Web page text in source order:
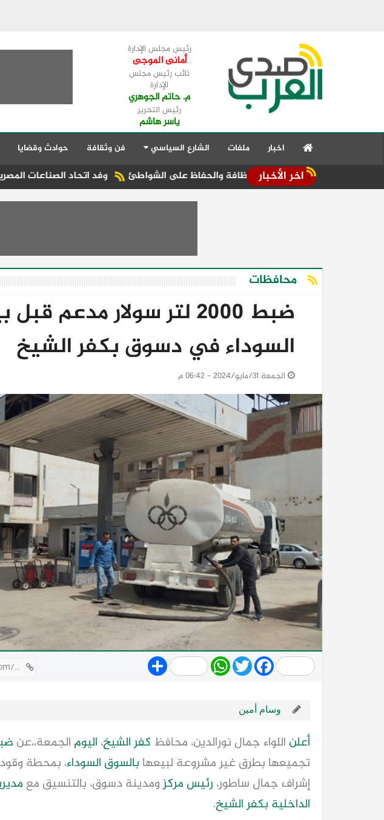
رئيس مجلس الإدارة
أمانى الموجى
نائب رئيس مجلس
الإدارة
م. حاتم الجوهري
رئيس التحرير
ياسر هاشم
اخبار ملفات الشارع السياسي فن وثقافة حوادث وقضايا
اخر الأخبار وفد اتحاد الصناعات المصرية يبحث مع بتكثيف أعمال النظافة والحفاظ على الشواطئ
محافظات
ضبط 2000 لتر سولار مدعم
السوداء في دسوق بكفر الشيخ
الجمعة 31/مايو/2024 - 06:42 م
Share WhatsApp
TwitterFacebook
sada-elarab.com/727100
وسام أمين
أعلن اللواء جمال نورالدين، محافظ كفر الشيخ، اليوم الجمعة،،عن
تجميعها بطرق غير مشروعة لبيعها بالسوق السوداء، بمحطة
إشراف جمال ساطور، رئيس مركزومدينة دسوق، بالتنسيق مع
الداخلية بكفر الشيخ.